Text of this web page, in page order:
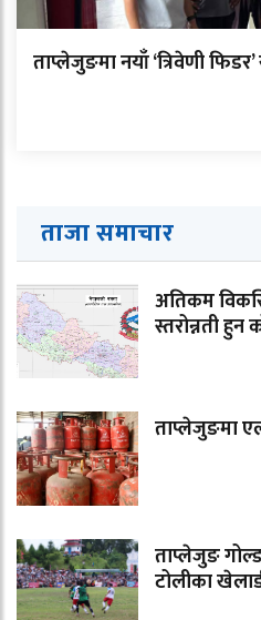
ताप्लेजुङमा नयाँ ‘त्रिवेणी
ताजा समाचार
अतिकम
स्तरोन्नती
ताप्लेजुङमा
ताप्लेजुङ
टोलीका